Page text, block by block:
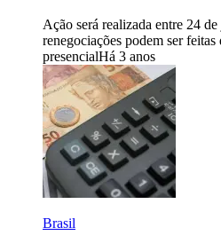
Ação será realizada entre 24
renegociações podem ser
presencialHá 3 anos
Brasil